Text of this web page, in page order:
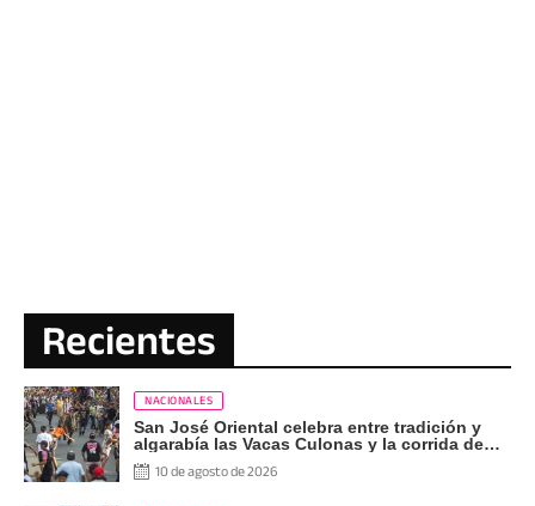
Recientes
NACIONALES
San José Oriental celebra entre tradición y
algarabía las Vacas Culonas y la corrida de
toros10 de agosto de 2026